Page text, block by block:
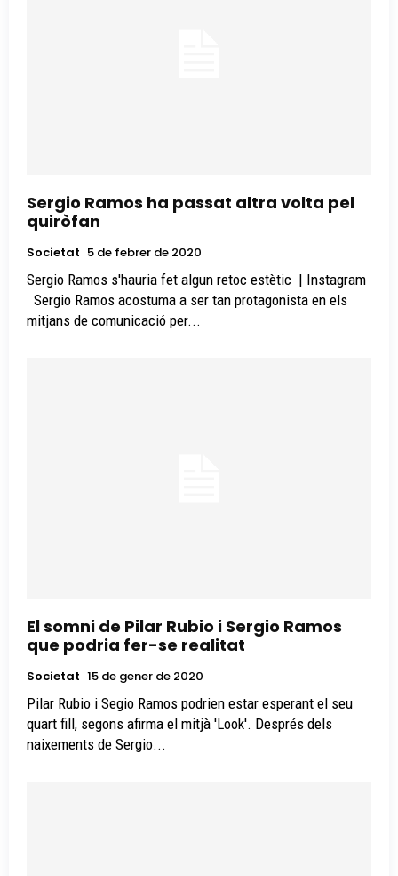
Sergio Ramos ha passat altra volta pel
quiròfan
Societat 5 de febrer de 2020
Sergio Ramos s'hauria fet algun retoc estètic | Instagram
mitjans de comunicació per...
El somni de Pilar Rubio i Sergio Ramos
que podria fer-se realitat
Societat 15 de gener de 2020
Pilar Rubio i Segio Ramos podrien estar esperant el seu
quart fill, segons afirma el mitjà 'Look'. Després dels
naixements de Sergio...